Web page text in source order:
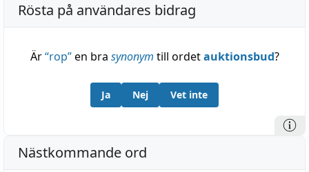
Rösta på användares bidrag
Är“rop”en bra synonym till ordetauktionsbud?
Ja Nej Vet inte
Nästkommande ord